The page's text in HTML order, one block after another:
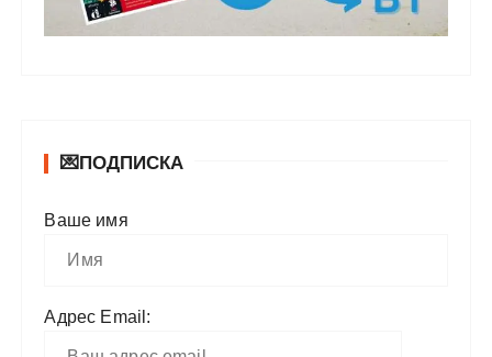
💌ПОДПИСКА
Ваше имя
Адрес Email: